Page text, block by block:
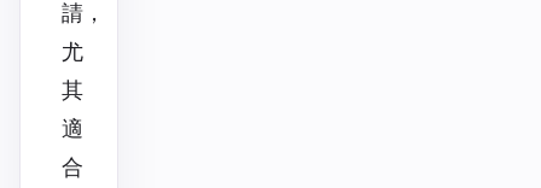
請，
尤
其
適
合